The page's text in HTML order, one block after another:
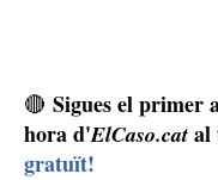
🔴 Sigues el primer
hora d'ElCaso.cat al
gratuït!